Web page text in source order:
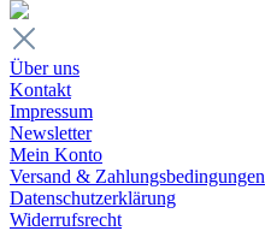
Über uns
Kontakt
Impressum
Newsletter
Mein Konto
Versand & Zahlungsbedingungen
Datenschutzerklärung
Widerrufsrecht